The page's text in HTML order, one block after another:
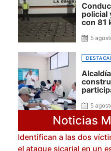
policial
con 81
5
5
Noticias
Identifican a las dos
el ataque sicarial en un